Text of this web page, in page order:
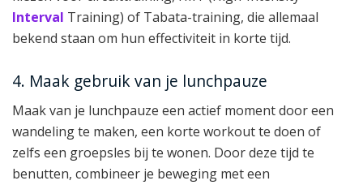
Interval Training) of Tabata-training, die allemaal
bekend staan om hun effectiviteit in korte tijd.
4. Maak gebruik van je lunchpauze
Maak van je lunchpauze een actief moment door een
wandeling te maken, een korte workout te doen of
zelfs een groepsles bij te wonen. Door deze tijd te
benutten, combineer je beweging met een